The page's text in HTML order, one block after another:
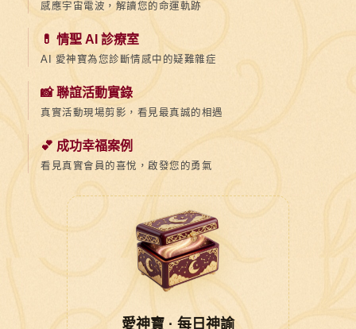
感應宇宙電波，解讀您的命運軌跡
💊 情聖 AI 診療室
AI 愛神寶為您診斷情感中的疑難雜症
📸 聯誼活動實錄
真實活動現場剪影，看見最真誠的相遇
💕 成功幸福案例
看見真實會員的喜悅，啟發您的勇氣
愛神寶 · 每日神諭